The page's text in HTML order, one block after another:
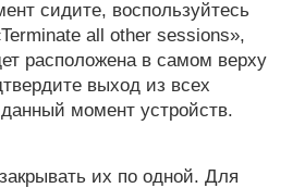
сидите, воспользуйтесь
all other sessions»,
расположена в самом верху
выход из всех
момент устройств.
их по одной. Для